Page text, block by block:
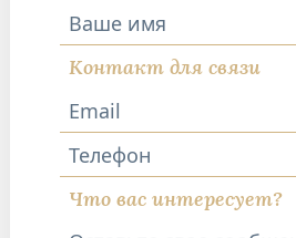
Контакт для связи
Телефон
Что вас интересует?